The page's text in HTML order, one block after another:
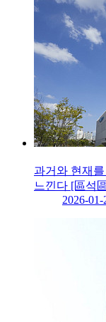
과거와 현재
느낀다 [區석
2026-